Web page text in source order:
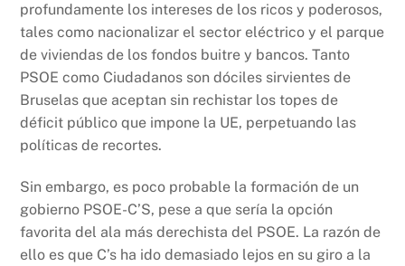
profundamente los intereses de los ricos y poderosos,
tales como nacionalizar el sector eléctrico y el parque
de viviendas de los fondos buitre y bancos. Tanto
PSOE como Ciudadanos son dóciles sirvientes de
Bruselas que aceptan sin rechistar los topes de
déficit público que impone la UE, perpetuando las
políticas de recortes.
Sin embargo, es poco probable la formación de un
gobierno PSOE-C’S, pese a que sería la opción
favorita del ala más derechista del PSOE. La razón de
ello es que C’s ha ido demasiado lejos en su giro a la